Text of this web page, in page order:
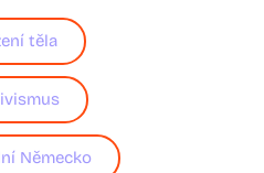
těla
Německo